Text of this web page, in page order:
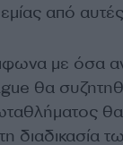
από
με όσα
θα
διαδικασία